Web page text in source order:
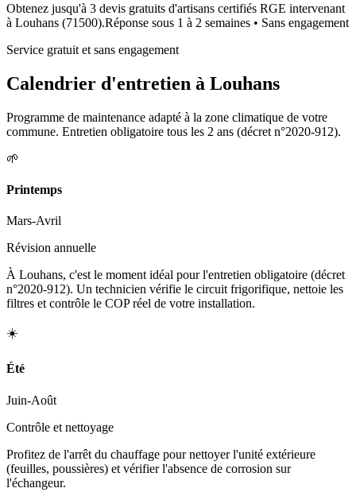
Obtenez jusqu'à 3 devis gratuits d'artisans certifiés RGE intervenant
à Louhans (71500).Réponse sous 1 à 2 semaines • Sans engagement
Service gratuit et sans engagement
Calendrier d'entretien à Louhans
Programme de maintenance adapté à la zone climatique de votre
commune. Entretien obligatoire tous les 2 ans (décret n°2020-912).
🌱
Printemps
Mars-Avril
Révision annuelle
À Louhans, c'est le moment idéal pour l'entretien obligatoire (décret
n°2020-912). Un technicien vérifie le circuit frigorifique, nettoie les
filtres et contrôle le COP réel de votre installation.
☀️
Été
Juin-Août
Contrôle et nettoyage
Profitez de l'arrêt du chauffage pour nettoyer l'unité extérieure
(feuilles, poussières) et vérifier l'absence de corrosion sur
l'échangeur.